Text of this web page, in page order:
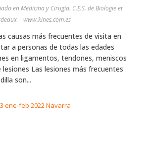
en Medicina y Cirugía. C.E.S. de Biologie et
| www.kines.com.es
causas más frecuentes de visita en
a personas de todas las edades
en ligamentos, tendones, meniscos
Las lesiones más frecuentes
son...
ene-feb 2022 Navarra